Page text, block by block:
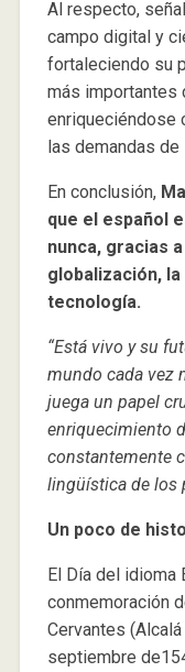
Al respecto,
campo digital y
fortaleciendo su
más importantes
enriqueciéndose
las demandas de
En conclusión,
que el español
nunca, gracias
globalización,
tecnología.
“Está vivo y su
mundo cada vez
juega un papel
enriquecimiento
constantemente
lingüística de los
Un poco de
El Día del idioma
conmemoración
Cervantes
septiembre